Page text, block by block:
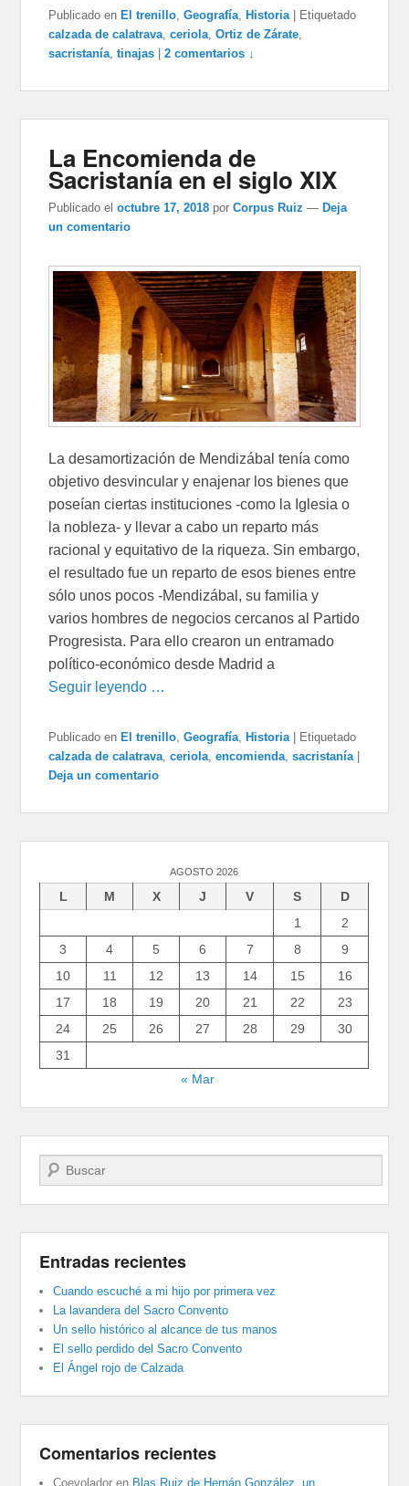
Publicado en El trenillo,Geografía, Historia
Etiquetado
calzada de calatrava,ceriola,Ortiz de Zárate,
sacristanía,tinajas |2 comentarios ↓
La Encomienda de
Sacristanía en el siglo XIX
Publicado el octubre 17, 2018 porCorpus Ruiz — Deja
un comentario
La desamortización de Mendizábal tenía como
objetivo desvincular y enajenar los bienes que
poseían ciertas instituciones -como la Iglesia o
la nobleza- y llevar a cabo un reparto más
racional y equitativo de la riqueza. Sin embargo,
el resultado fue un reparto de esos bienes entre
sólo unos pocos -Mendizábal, su familia y
varios hombres de negocios cercanos al Partido
Progresista. Para ello crearon un entramado
político-económico desde Madrid a
Seguir leyendo …
Publicado en El trenillo,Geografía, Historia
Etiquetado
calzada de calatrava,ceriola,encomienda,sacristanía
Deja un comentario
AGOSTO 2026
L M X J V S
D
1
2
3
4 5 6 7 8
9
10
11 12 13 14 15
16
17
18 19 20 21 22
23
24
25 26 27 28 29
30
31
« Mar
Buscar
Entradas recientes
Cuando escuché a mi hijo por primera vez
La lavandera del Sacro Convento
Un sello histórico al alcance de tus manos
El sello perdido del Sacro Convento
El Ángel rojo de Calzada
Comentarios recientes
Coevolador en Blas Ruiz de Hernán González, un